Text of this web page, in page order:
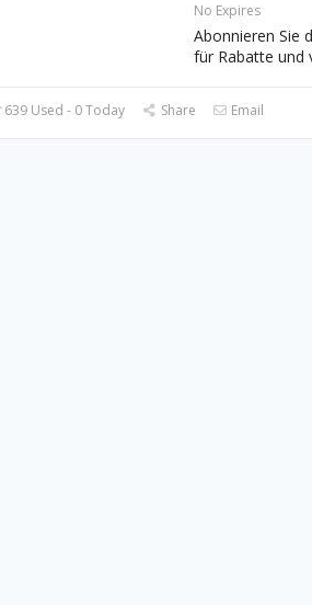
No Expires
Abonnieren Sie
für Rabatte und
639 Used - 0 Today Share Email